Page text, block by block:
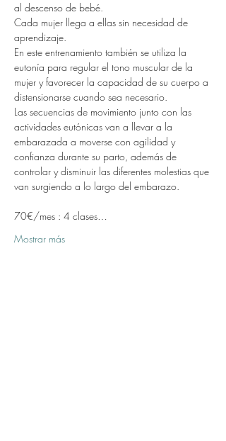
al descenso de bebé.
Cada mujer llega a ellas sin necesidad de
aprendizaje.
En este entrenamiento también se utiliza la
eutonía para regular el tono muscular de la
mujer y favorecer la capacidad de su cuerpo a
distensionarse cuando sea necesario.
Las secuencias de movimiento junto con las
actividades eutónicas van a llevar a la
embarazada a moverse con agilidad y
confianza durante su parto, además de
controlar y disminuir las diferentes molestias que
van surgiendo a lo largo del embarazo.
70€/mes : 4 clases…
Mostrar más